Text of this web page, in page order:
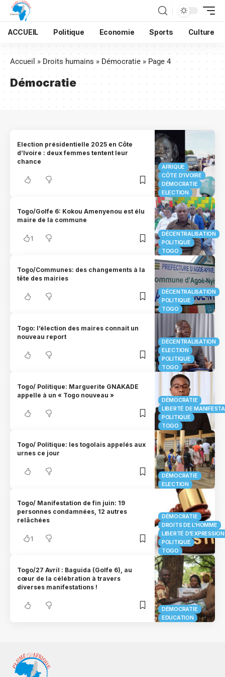
ACCUEIL Politique Economie Sports Culture
Accueil »Droits humains»Démocratie »Page 4
Démocratie
AFRIQUE
CÔTE D'IVOIRE
DÉMOCRATIE
ELECTION
Election présidentielle 2025 en Côte
d’Ivoire : deux femmes tentent leur
chance
DÉCENTRALISATION
POLITIQUE
TOGO
Togo/Golfe 6: Kokou Amenyenou est élu
maire de la commune
1
DÉCENTRALISATION
POLITIQUE
TOGO
Togo/Communes: des changements à la
tête des mairies
DÉCENTRALISATION
ELECTION
POLITIQUE
TOGO
Togo: l’élection des maires connait un
nouveau report
DÉMOCRATIE
LIBERTÉ DE
POLITIQUE
TOGO
Togo/ Politique: Marguerite GNAKADE
appelle à un « Togo nouveau »
DÉMOCRATIE
ELECTION
Togo/ Politique: les togolais appelés aux
urnes ce jour
DÉMOCRATIE
DROITS DE L'HOMME
LIBERTÉ D'EXPRESSION
POLITIQUE
TOGO
Togo/ Manifestation de fin juin: 19
personnes condamnées, 12 autres
relâchées
1
DÉMOCRATIE
EDUCATION
Togo/27 Avril : Baguida (Golfe 6), au
cœur de la célébration à travers
diverses manifestations !